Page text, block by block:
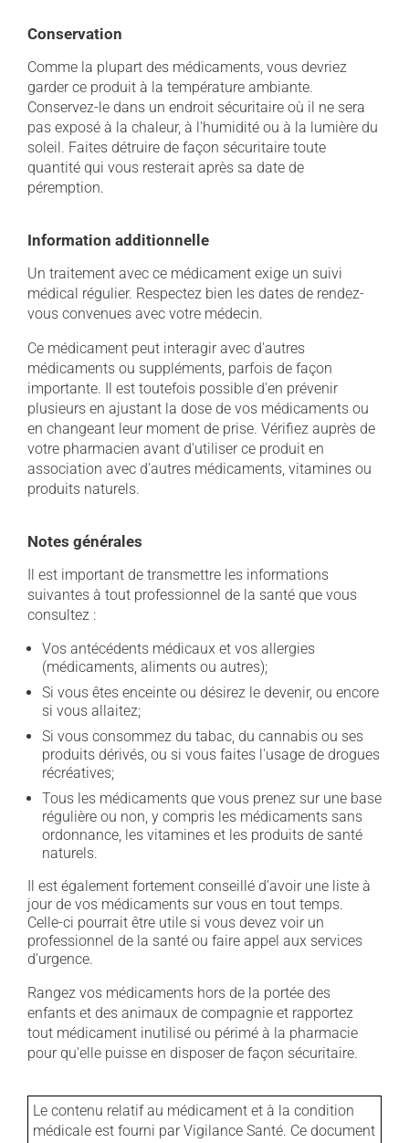
Conservation
Comme la plupart des médicaments, vous devriez
garder ce produit à la température ambiante.
Conservez-le dans un endroit sécuritaire où il ne sera
pas exposé à la chaleur, à l'humidité ou à la lumière du
soleil. Faites détruire de façon sécuritaire toute
quantité qui vous resterait après sa date de
péremption.
Information additionnelle
Un traitement avec ce médicament exige un suivi
médical régulier. Respectez bien les dates de rendez-
vous convenues avec votre médecin.
Ce médicament peut interagir avec d'autres
médicaments ou suppléments, parfois de façon
importante. Il est toutefois possible d'en prévenir
plusieurs en ajustant la dose de vos médicaments ou
en changeant leur moment de prise. Vérifiez auprès de
votre pharmacien avant d'utiliser ce produit en
association avec d'autres médicaments, vitamines ou
produits naturels.
Notes générales
Il est important de transmettre les informations
suivantes à tout professionnel de la santé que vous
consultez :
Vos antécédents médicaux et vos allergies
(médicaments, aliments ou autres);
Si vous êtes enceinte ou désirez le devenir, ou encore
si vous allaitez;
Si vous consommez du tabac, du cannabis ou ses
produits dérivés, ou si vous faites l'usage de drogues
récréatives;
Tous les médicaments que vous prenez sur une base
régulière ou non, y compris les médicaments sans
ordonnance, les vitamines et les produits de santé
naturels.
Il est également fortement conseillé d'avoir une liste à
jour de vos médicaments sur vous en tout temps.
Celle-ci pourrait être utile si vous devez voir un
professionnel de la santé ou faire appel aux services
d'urgence.
Rangez vos médicaments hors de la portée des
enfants et des animaux de compagnie et rapportez
tout médicament inutilisé ou périmé à la pharmacie
pour qu'elle puisse en disposer de façon sécuritaire.
Le contenu relatif au médicament et à la condition
médicale est fourni par Vigilance Santé. Ce document